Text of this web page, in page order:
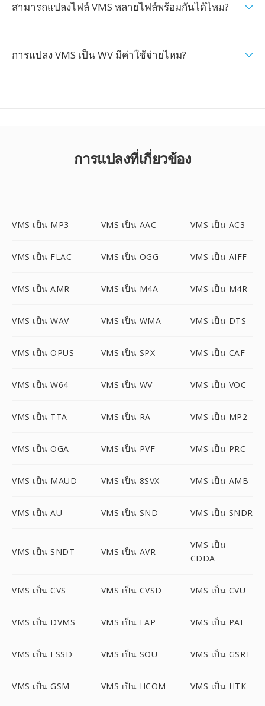
สามารถแปลงไฟล์ VMS หลายไฟล์พร้อมกันได้ไหม?
การแปลง VMS เป็น WV มีค่าใช้จ่ายไหม?
การแปลงที่เกี่ยวข้อง
VMS เป็น MP3 VMS เป็น AAC VMS เป็น AC3
VMS เป็น FLAC VMS เป็น OGG VMS เป็น AIFF
VMS เป็น AMR VMS เป็น M4A VMS เป็น M4R
VMS เป็น WAV VMS เป็น WMA VMS เป็น DTS
VMS เป็น OPUS VMS เป็น SPX VMS เป็น CAF
VMS เป็น W64 VMS เป็น WV VMS เป็น VOC
VMS เป็น TTA VMS เป็น RA VMS เป็น MP2
VMS เป็น OGA VMS เป็น PVF VMS เป็น PRC
VMS เป็น MAUD VMS เป็น 8SVX VMS เป็น AMB
VMS เป็น AU VMS เป็น SND VMS เป็น SNDR
VMS เป็น SNDT VMS เป็น AVR
VMS เป็น
CDDA
VMS เป็น CVS VMS เป็น CVSD VMS เป็น CVU
VMS เป็น DVMS VMS เป็น FAP VMS เป็น PAF
VMS เป็น FSSD VMS เป็น SOU VMS เป็น GSRT
VMS เป็น GSM VMS เป็น HCOM VMS เป็น HTK